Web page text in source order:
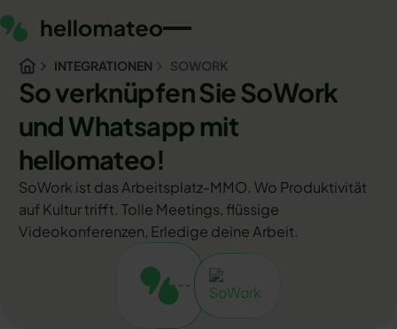
INTEGRATIONEN SOWORK
So verknüpfen Sie SoWork
und Whatsapp mit
hellomateo!
SoWork ist das Arbeitsplatz-MMO. Wo Produktivität
auf Kultur trifft. Tolle Meetings, flüssige
Videokonferenzen, Erledige deine Arbeit.